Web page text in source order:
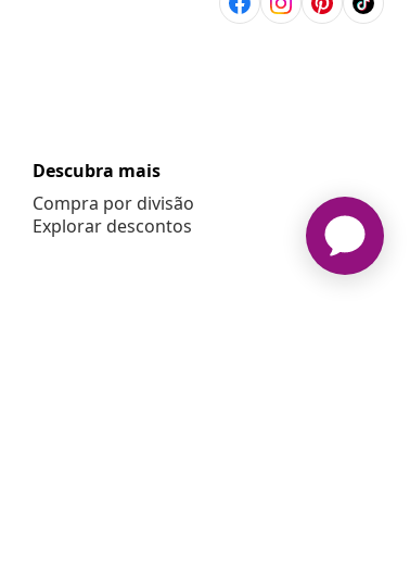
Descubra mais
Compra por divisão
Explorar descontos